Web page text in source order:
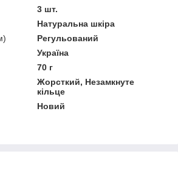
3 шт.
Натуральна шкіра
Регульований
Україна
70 г
Жорсткий, Незамкнуте
кільце
Новий